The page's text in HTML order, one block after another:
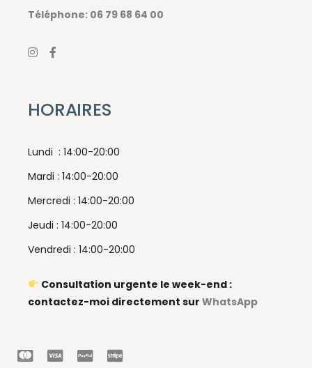
Téléphone: 06 79 68 64 00
HORAIRES
Lundi : 14:00-20:00
Mardi : 14:00-20:00
Mercredi : 14:00-20:00
Jeudi : 14:00-20:00
Vendredi : 14:00-20:00
Consultation urgente le week-end :
contactez-moi directement surWhatsApp